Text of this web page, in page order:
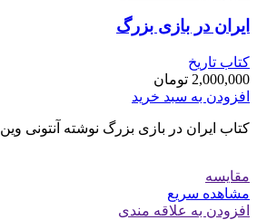
ایران در بازی بزرگ
کتاب تاریخ
2,000,000 تومان
افزودن به سبد خرید
کتاب ایران در بازی بزرگ نوشته آنتونی وین
مقایسه
مشاهده سریع
افزودن به علاقه مندی